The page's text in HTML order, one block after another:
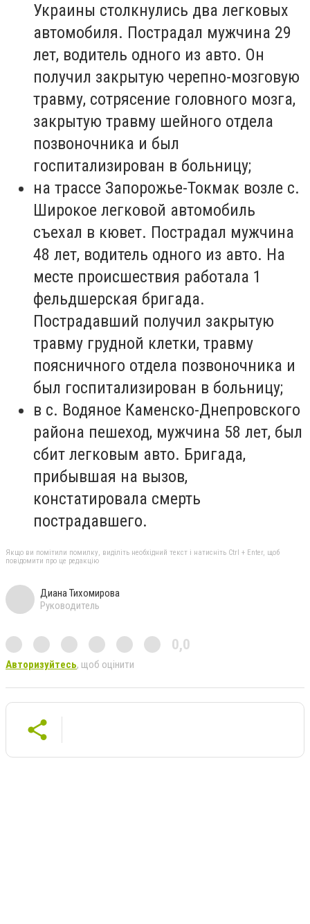
Украины столкнулись два легковых
автомобиля. Пострадал мужчина 29
лет, водитель одного из авто. Он
получил закрытую черепно-мозговую
травму, сотрясение головного мозга,
закрытую травму шейного отдела
позвоночника и был
госпитализирован в больницу;
на трассе Запорожье-Токмак возле с.
Широкое легковой автомобиль
съехал в кювет. Пострадал мужчина
48 лет, водитель одного из авто. На
месте происшествия работала 1
фельдшерская бригада.
Пострадавший получил закрытую
травму грудной клетки, травму
поясничного отдела позвоночника и
был госпитализирован в больницу;
в с. Водяное Каменско-Днепровского
района пешеход, мужчина 58 лет, был
сбит легковым авто. Бригада,
прибывшая на вызов,
констатировала смерть
пострадавшего.
Якщо ви помітили помилку, виділіть необхідний текст і натисніть Ctrl + Enter, щоб
повідомити про це редакцію
Диана Тихомирова
Руководитель
0,0
Авторизуйтесь, щоб оцінити